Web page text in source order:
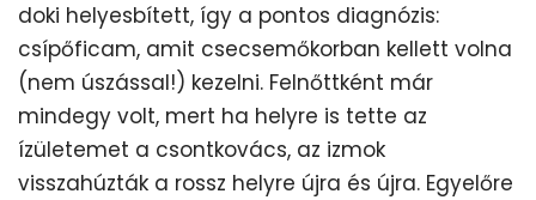
doki helyesbített, így a pontos diagnózis:
csípőficam, amit csecsemőkorban kellett volna
(nem úszással!) kezelni. Felnőttként már
mindegy volt, mert ha helyre is tette az
ízületemet a csontkovács, az izmok
visszahúzták a rossz helyre újra és újra. Egyelőre